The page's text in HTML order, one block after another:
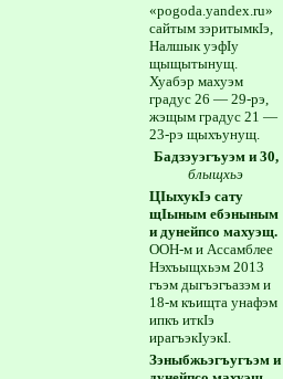
«pogoda.yandex.ru»
сайтым зэритымкIэ,
Налшык уэфIу
щыщытынущ.
Хуабэр махуэм
градус 26 — 29-рэ,
жэщым градус 21 —
23-рэ щыхъунущ.
Бадзэуэгъуэм и 30,
блыщхьэ
ЦIыхукIэ сату
щIыным ебэныным
и дунейпсо махуэщ.
ООН-м и Ассамблее
Нэхъыщхьэм 2013
гъэм дыгъэгъазэм и
18-м къищта унафэм
ипкъ иткIэ
ирагъэкIуэкI.
Зэныбжьэгъугъэм и